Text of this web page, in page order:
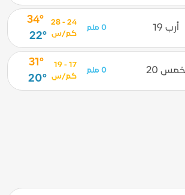
أرب 19 0 ملم
24 - 28
كم/س
34°
22°
خمس 20 0 ملم
17 - 19
كم/س
31°
20°